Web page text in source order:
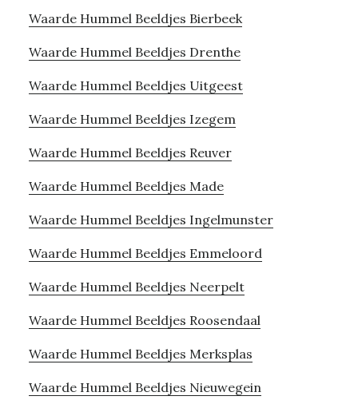
Waarde Hummel Beeldjes Bierbeek
Waarde Hummel Beeldjes Drenthe
Waarde Hummel Beeldjes Uitgeest
Waarde Hummel Beeldjes Izegem
Waarde Hummel Beeldjes Reuver
Waarde Hummel Beeldjes Made
Waarde Hummel Beeldjes Ingelmunster
Waarde Hummel Beeldjes Emmeloord
Waarde Hummel Beeldjes Neerpelt
Waarde Hummel Beeldjes Roosendaal
Waarde Hummel Beeldjes Merksplas
Waarde Hummel Beeldjes Nieuwegein